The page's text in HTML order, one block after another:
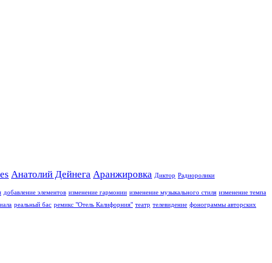
Анатолий Дейнега Аранжировка Диктор Радиоролики
добавление элементов изменение гармонии изменение музыкального стиля изменение темпа
реальный бас ремикс "Отель Калифорния" театр телевидение фонограммы авторских